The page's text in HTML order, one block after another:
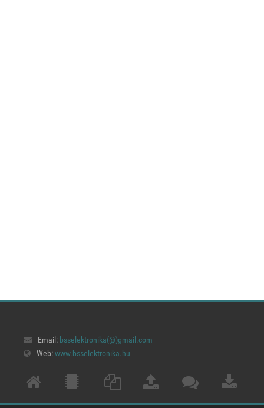
Email: bsselektronika(@)gmail.com
Web:www.bsselektronika.hu